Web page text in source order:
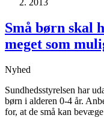
Små børn skal
meget som
Nyhed
Sundhedsstyrelsen har
børn i alderen 0-4 år.
for, at de små kan